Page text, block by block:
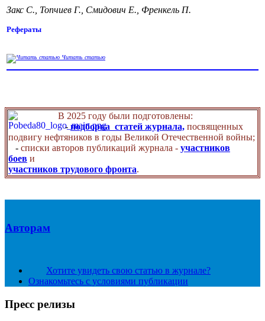
Закс С., Топчиев Г., Смидович Е., Френкель П.
Рефераты
Читать статью
В 2025 году были подготовлены:
- подборка статей журнала, посвященных
подвигу нефтяников в годы Великой Отечественной войны;
- списки авторов публикаций журнала - участников
боев и
участников трудового фронта.
Авторам
Хотите увидеть свою статью в журнале?
Ознакомьтесь с условиями публикации
Пресс релизы